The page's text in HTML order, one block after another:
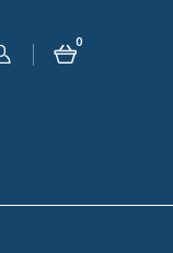
0